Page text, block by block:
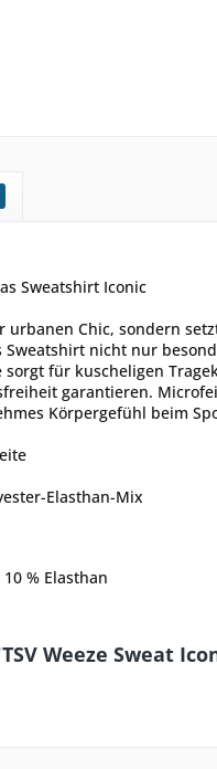
Sweatshirt Iconic
Chic, sondern
Sweatshirt nicht nur
sorgt für kuscheligen
garantieren.
Körpergefühl beim
Elasthan-Mix
% Elasthan
Weeze Sweat